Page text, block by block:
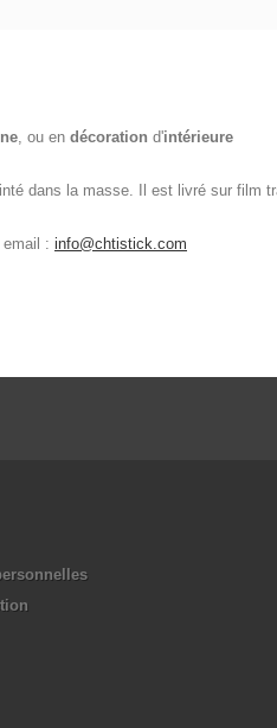
, ou en décoration d'intérieure
dans la masse. Il est livré sur film
: info@chtistick.com